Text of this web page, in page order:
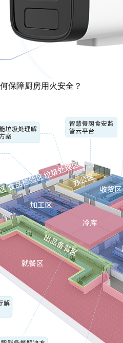
保障厨房用火安全？